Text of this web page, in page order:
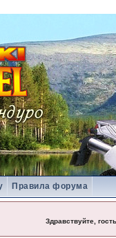
Правила форума
Здравствуйте, гость